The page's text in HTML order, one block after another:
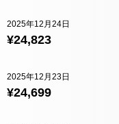
¥24,823
2025年12月24日
¥24,699
2025年12月23日